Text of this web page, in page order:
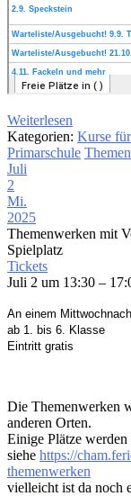
Weiterlesen
Kategorien: Kurse
Primarschule
Juli
2
Mi.
2025
Themenwerken mit
Spielplatz
Tickets
Juli 2 um 13:30 –
An einem
ab 1. bis 6. Klasse
Eintritt gratis
Die Themenwerken
anderen Orten.
Einige Plätze werden
siehe https://
themenwerken
vielleicht ist da noch